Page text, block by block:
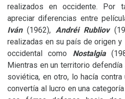
realizados en occidente. Por
apreciar diferencias entre
Iván (1962), Andréi Rubliov
realizadas en su país de origen y
occidental como Nostalgia
Mientras en un territorio
soviética, en otro, lo hacía
convertía al lucro en una